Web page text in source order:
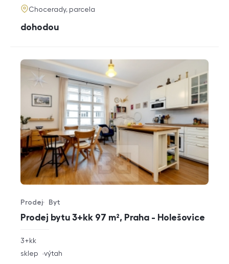
adresa
Chocerady, parcela
cena
dohodou
Prodej bytu 3+kk 97 m², Praha - Holešovice
Typ nabídky
Prodej
Typ nemovitosti
Byt
rozměry
3+kk
funkce
sklep výtah